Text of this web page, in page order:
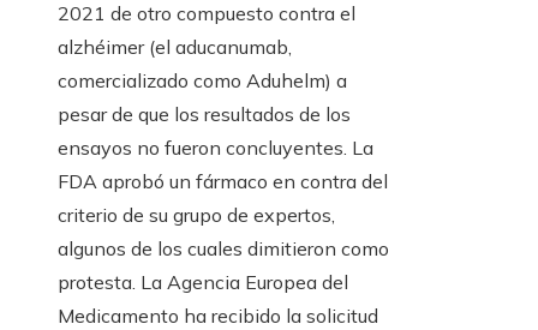
2021 de otro compuesto contra el
alzhéimer (el aducanumab,
comercializado como Aduhelm) a
pesar de que los resultados de los
ensayos no fueron concluyentes. La
FDA aprobó un fármaco en contra del
criterio de su grupo de expertos,
algunos de los cuales dimitieron como
protesta. La Agencia Europea del
Medicamento ha recibido la solicitud